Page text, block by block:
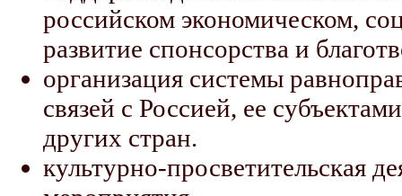
российском экономическом,
развитие спонсорства и
организация системы
связей с Россией, ее
других стран.
культурно-просветительская